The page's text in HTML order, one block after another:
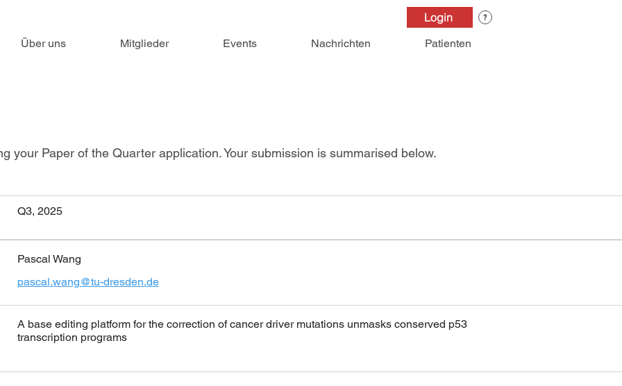
Login
Über uns Mitglieder Events Nachrichten Patienten
your Paper of the Quarter application. Your submission is summarised below.
Q3, 2025
Pascal Wang
pascal.wang@tu-dresden.de
A base editing platform for the correction of cancer driver mutations unmasks conserved p53
transcription programs